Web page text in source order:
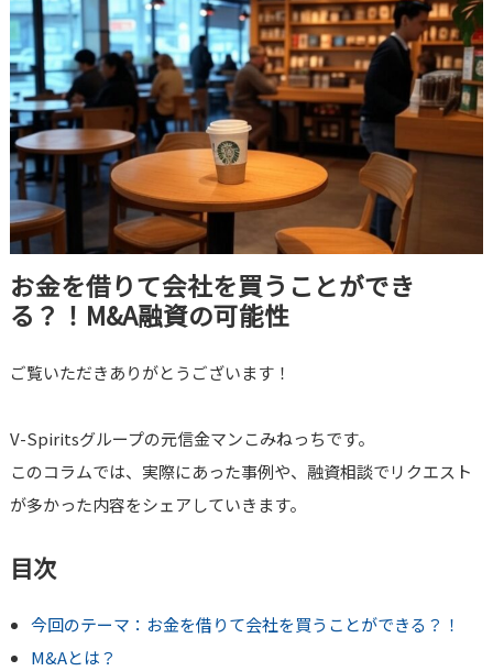
お金を借りて会社を買うことができ
る？！M&A融資の可能性
ご覧いただきありがとうございます！
V-Spiritsグループの元信金マンこみねっちです。
このコラムでは、実際にあった事例や、融資相談でリクエスト
が多かった内容をシェアしていきます。
目次
今回のテーマ：お金を借りて会社を買うことができる？！
M&Aとは？